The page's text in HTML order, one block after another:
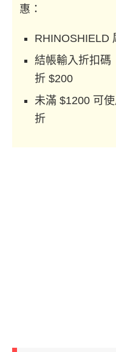
惠：
RHINOSHIELD
結帳輸入折扣碼
折 $200
未滿 $1200 可
折